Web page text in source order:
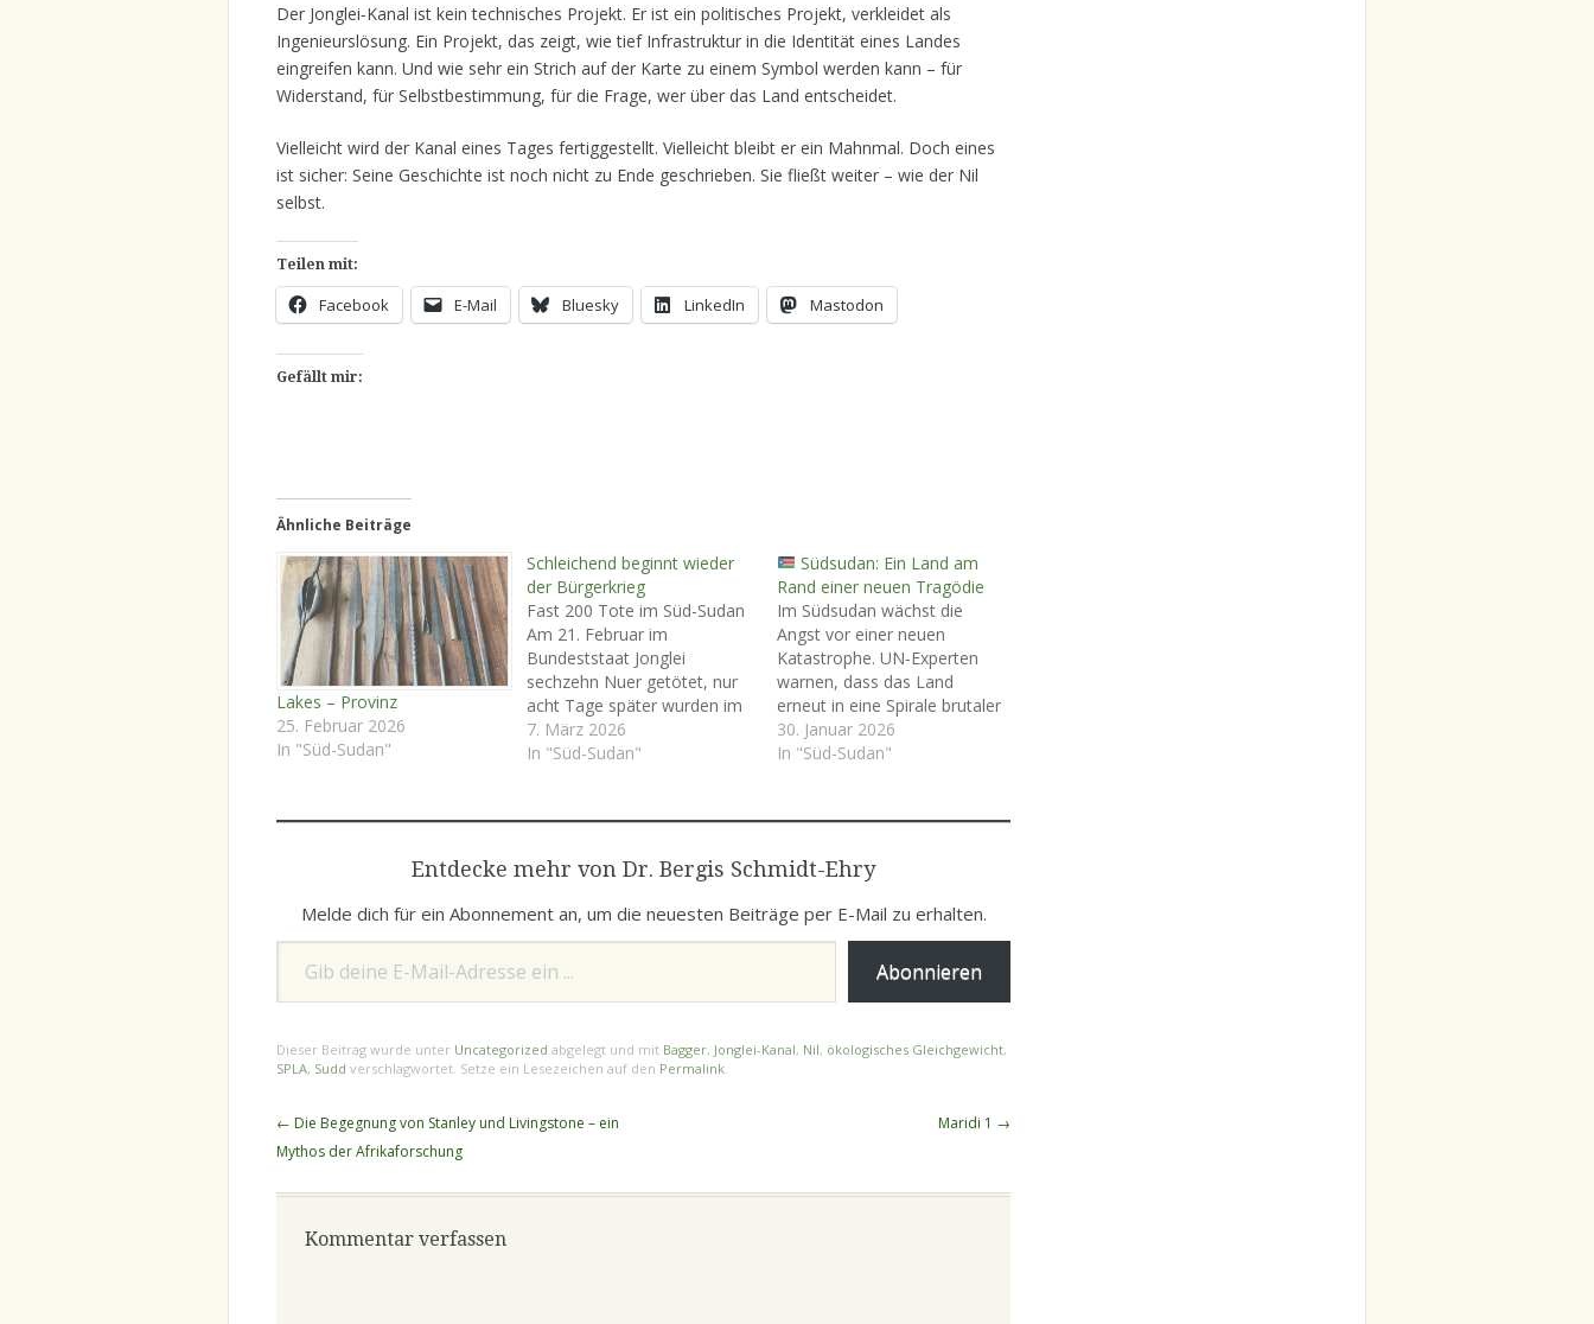
Der Jonglei‑Kanal ist kein technisches Projekt. Er ist ein politisches Projekt, verkleidet als
Ingenieurslösung. Ein Projekt, das zeigt, wie tief Infrastruktur in die Identität eines Landes
eingreifen kann. Und wie sehr ein Strich auf der Karte zu einem Symbol werden kann – für
Widerstand, für Selbstbestimmung, für die Frage, wer über das Land entscheidet.
Vielleicht wird der Kanal eines Tages fertiggestellt. Vielleicht bleibt er ein Mahnmal. Doch eines
ist sicher: Seine Geschichte ist noch nicht zu Ende geschrieben. Sie fließt weiter – wie der Nil
selbst.
Teilen mit:
Facebook E-Mail Bluesky LinkedIn Mastodon
Gefällt mir:
Ähnliche Beiträge
Lakes – Provinz
25. Februar 2026
In "Süd-Sudan"
Schleichend beginnt wieder
der Bürgerkrieg
Fast 200 Tote im Süd-Sudan
Am 21. Februar im
Bundeststaat Jonglei
sechzehn Nuer getötet, nur
acht Tage später wurden im
Distrikt Ruweng an der
Grenze zum Sudan die
zwischen den beiden größten
bereits wieder in vollem
7. März 2026
In "Süd-Sudan"
Südsudan: Ein Land am
Rand einer neuen Tragödie
Im Südsudan wächst die
Angst vor einer neuen
Katastrophe. UN‑Experten
warnen, dass das Land
erneut in eine Spirale brutaler
Gewalt gegen Zivilisten
stürzen könnte. Besonders
zwischen Regierungstruppen
den Rebellen der SPLA‑IO,
Oppositionsführer Riek
Machar nahestehen. In…
30. Januar 2026
In "Süd-Sudan"
Entdecke mehr von Dr. Bergis Schmidt-Ehry
Melde dich für ein Abonnement an, um die neuesten Beiträge per E-Mail zu erhalten.
Gib deine E-Mail-Adresse ein ...
Abonnieren
Dieser Beitrag wurde unter Uncategorized abgelegt und mit Bagger, Jonglei-Kanal, Nil, ökologisches Gleichgewicht,
SPLA, Sudd verschlagwortet. Setze ein Lesezeichen auf den Permalink
Beitragsnavigation
← Die Begegnung von Stanley und Livingstone – ein
Mythos der Afrikaforschung
Maridi 1 →
Kommentar verfassen